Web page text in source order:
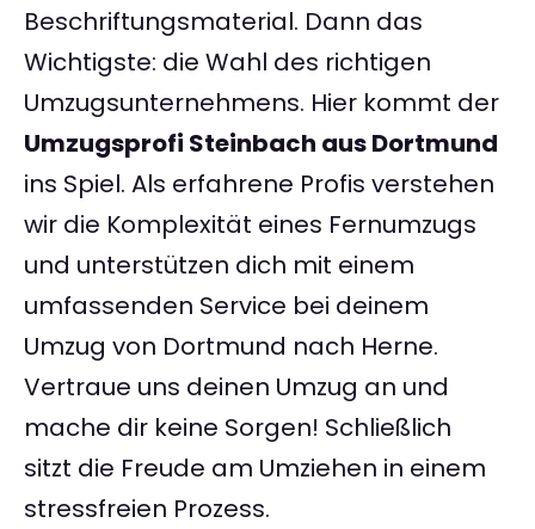
Beschriftungsmaterial. Dann das
Wichtigste: die Wahl des richtigen
Umzugsunternehmens. Hier kommt der
Umzugsprofi Steinbach aus Dortmund
ins Spiel. Als erfahrene Profis verstehen
wir die Komplexität eines Fernumzugs
und unterstützen dich mit einem
umfassenden Service bei deinem
Umzug von Dortmund nach Herne.
Vertraue uns deinen Umzug an und
mache dir keine Sorgen! Schließlich
sitzt die Freude am Umziehen in einem
stressfreien Prozess.